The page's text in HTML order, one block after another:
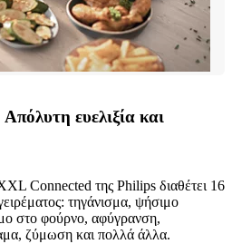
ευελιξία και
Connected της Philips διαθέτει 16
τηγάνισμα, ψήσιμο
στο φούρνο, αφύγρανση,
ζύμωση και πολλά άλλα.